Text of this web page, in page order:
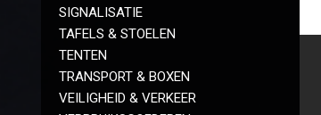
SIGNALISATIE
TAFELS & STOELEN
TENTEN
TRANSPORT & BOXEN
VEILIGHEID & VERKEER